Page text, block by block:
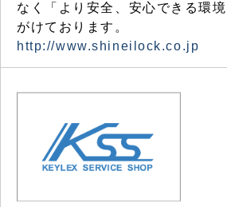
なく「より安全、安心できる環
がけております。
http://www.shineilock.co.jp